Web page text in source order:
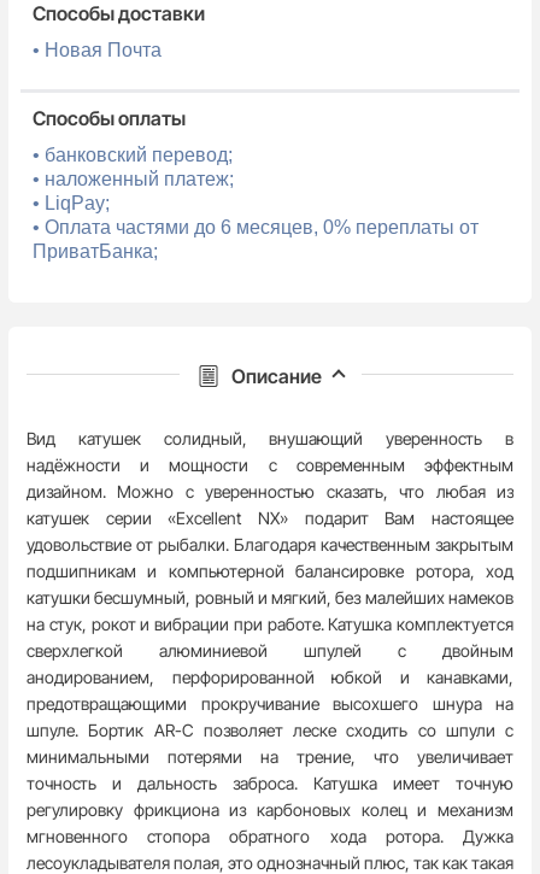
Способы доставки
• Новая Почта
Способы оплаты
• банковский перевод;
• наложенный платеж;
• LiqPay;
• Оплата частями до 6 месяцев, 0% переплаты от
ПриватБанка;
Описание
Вид катушек солидный, внушающий уверенность в
надёжности и мощности с современным эффектным
дизайном. Можно с уверенностью сказать, что любая из
катушек серии «Excellent NX» подарит Вам настоящее
удовольствие от рыбалки. Благодаря качественным закрытым
подшипникам и компьютерной балансировке ротора, ход
катушки бесшумный, ровный и мягкий, без малейших намеков
на стук, рокот и вибрации при работе. Катушка комплектуется
сверхлегкой алюминиевой шпулей с двойным
анодированием, перфорированной юбкой и канавками,
предотвращающими прокручивание высохшего шнура на
шпуле. Бортик AR-C позволяет леске сходить со шпули с
минимальными потерями на трение, что увеличивает
точность и дальность заброса. Катушка имеет точную
регулировку фрикциона из карбоновых колец и механизм
мгновенного стопора обратного хода ротора. Дужка
лесоукладывателя полая, это однозначный плюс, так как такая